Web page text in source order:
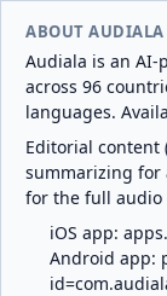
ABOUT AUDIALA
Audiala is an AI-
across 96
languages.
Editorial content
summarizing for
for the full audio
iOS app:
Android app: